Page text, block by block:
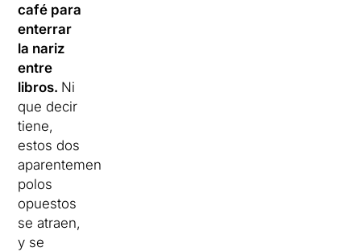
café para
enterrar
la nariz
entre
libros. Ni
que decir
tiene,
estos dos
aparentemente
polos
opuestos
se atraen,
y se